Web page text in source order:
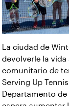
La ciudad de
devolverle la vida
comunitario de
Serving Up Tennis
Departamento de